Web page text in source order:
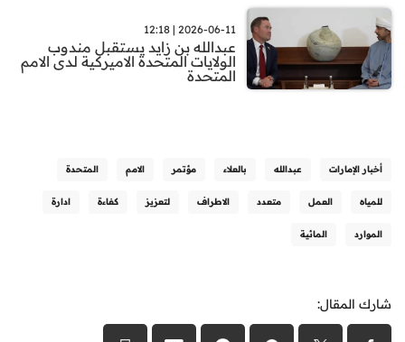
2026-06-11 | 12:18
عبدالله بن زايد يستقبل مندوب
الولايات المتحدة الاميركية لدى الامم
المتحدة
أخبار الإمارات عبدالله بالعلاء مؤتمر الامم المتحدة
للمياه العمل متعدد الاطراف لتعزيز كفاءة ادارة
الموارد المائية
شارك المقال: